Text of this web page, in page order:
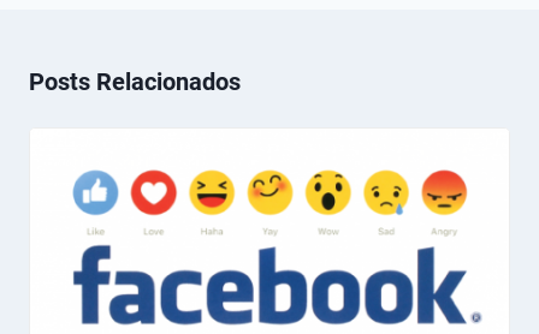
Posts Relacionados